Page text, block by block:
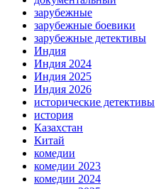
зарубежные
зарубежные боевики
зарубежные детективы
Индия
Индия 2024
Индия 2025
Индия 2026
исторические детективы
история
Казахстан
Китай
комедии
комедии 2023
комедии 2024